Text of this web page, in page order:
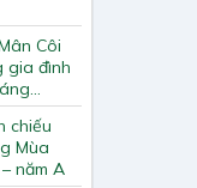
Côi
gia đình
chiếu
Mùa
năm A